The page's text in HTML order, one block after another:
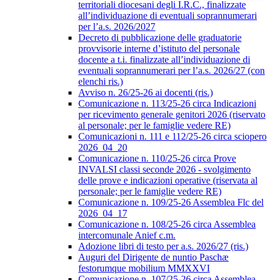
territoriali diocesani degli I.R.C., finalizzate
all’individuazione di eventuali soprannumerari
per l’a.s. 2026/2027
Decreto di pubblicazione delle graduatorie
provvisorie interne d’istituto del personale
docente a t.i. finalizzate all’individuazione di
eventuali soprannumerari per l’a.s. 2026/27 (con
elenchi ris.)
Avviso n. 26/25-26 ai docenti (ris.)
Comunicazione n. 113/25-26 circa Indicazioni
per ricevimento generale genitori 2026 (riservato
al personale; per le famiglie vedere RE)
Comunicazioni n. 111 e 112/25-26 circa sciopero
2026_04_20
Comunicazione n. 110/25-26 circa Prove
INVALSI classi seconde 2026 - svolgimento
delle prove e indicazioni operative (riservata al
personale; per le famiglie vedere RE)
Comunicazione n. 109/25-26 Assemblea Flc del
2026_04_17
Comunicazione n. 108/25-26 circa Assemblea
intercomunale Anief c.m.
Adozione libri di testo per a.s. 2026/27 (ris.)
Auguri del Dirigente de nuntio Paschæ
festorumque mobilium MMXXVI